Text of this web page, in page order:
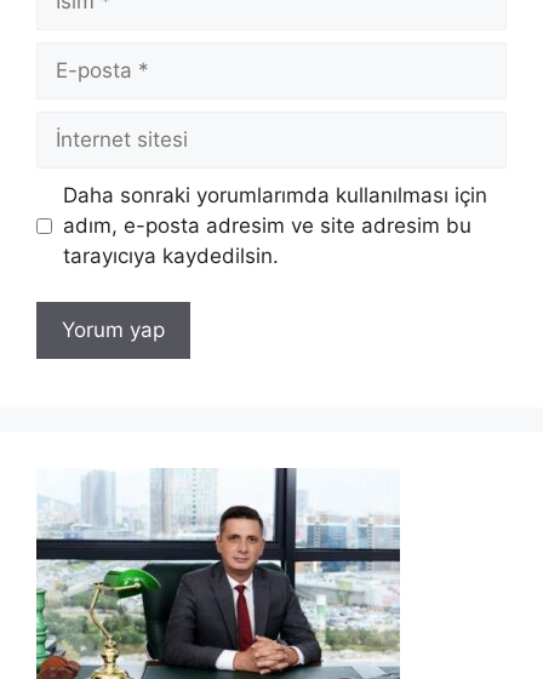
posta
İnternet
sitesi
Daha sonraki yorumlarımda kullanılması için
adım, e-posta adresim ve site adresim bu
tarayıcıya kaydedilsin.